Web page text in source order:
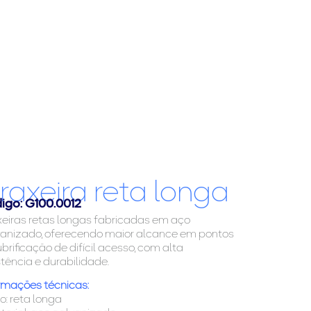
reta longa
G100.0012
retas longas fabricadas em aço
oferecendo maior alcance em pontos
de difícil acesso, com alta
e durabilidade.
técnicas:
reta longa